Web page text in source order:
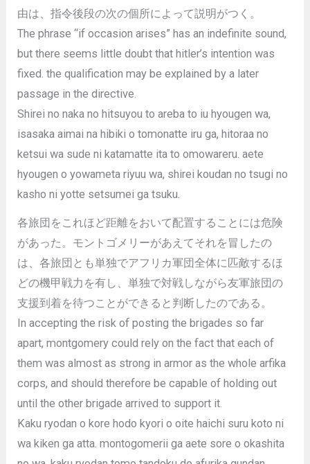
由は、指令後段の次の個所によって説明がつく。
The phrase “if occasion arises” has an indefinite sound,
but there seems little doubt that hitler’s intention was
fixed. the qualification may be explained by a later
passage in the directive.
Shirei no naka no hitsuyou to areba to iu hyougen wa,
isasaka aimai na hibiki o tomonatte iru ga, hitoraa no
ketsui wa sude ni katamatte ita to omowareru. aete
hyougen o yowameta riyuu wa, shirei koudan no tsugi no
kasho ni yotte setsumei ga tsuku.
各旅団をこれほど距離をおいて配置することには危険
があった。モントゴメリーがあえてそれを冒したの
は、各旅団とも単独でアフリカ軍団全体に匹敵するほ
どの機甲戦力を有し、単独で対戦しながら友軍旅団の
支援到着を待つことができると判断したのである。
In accepting the risk of posting the brigades so far
apart, montgomery could rely on the fact that each of
them was almost as strong in armor as the whole arfika
corps, and should therefore be capable of holding out
until the other brigade arrived to support it.
Kaku ryodan o kore hodo kyori o oite haichi suru koto ni
wa kiken ga atta. montogomerii ga aete sore o okashita